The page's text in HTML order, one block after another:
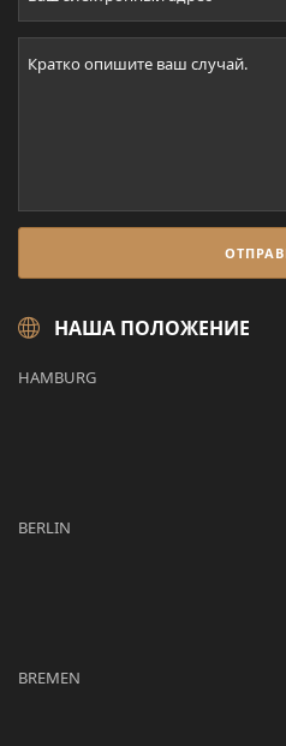
НАША ПОЛОЖЕНИЕ
HAMBURG
BERLIN
BREMEN